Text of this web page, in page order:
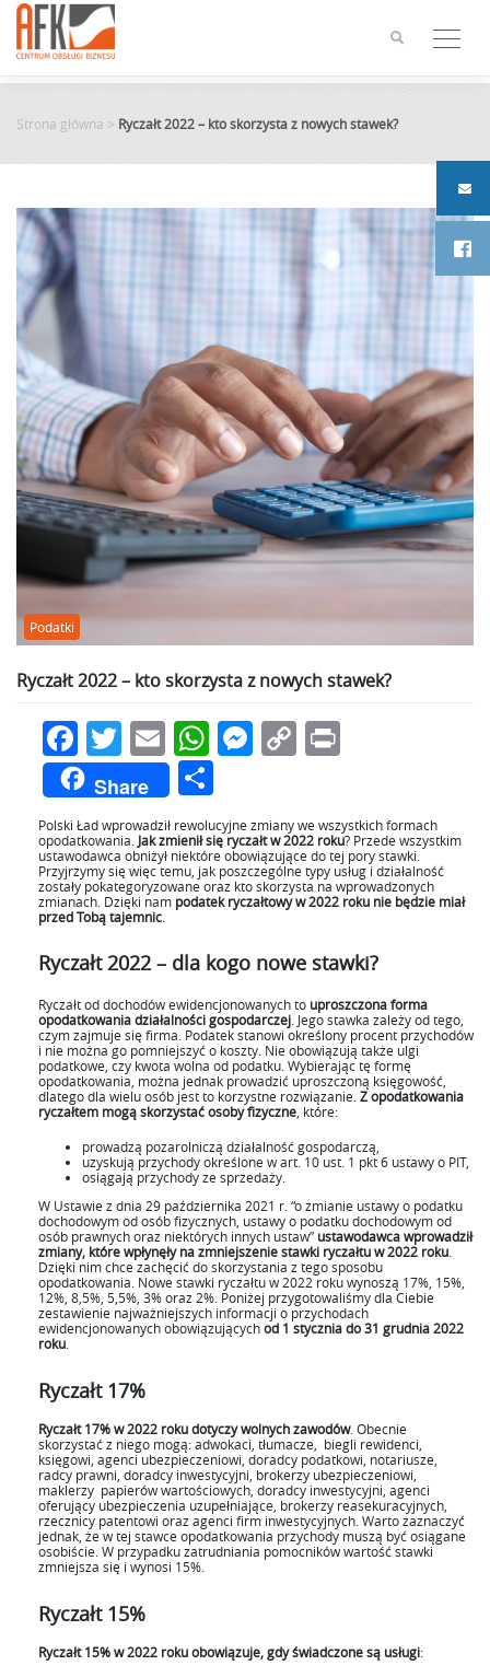
content
Strona główna > Ryczałt 2022 – kto skorzysta z nowych stawek?
Podatki
Ryczałt 2022 – kto skorzysta z nowych stawek?
Facebook
Twitter
EmailWhatsApp
Messenger
Copy
Share
się
Polski Ład wprowadził rewolucyjne zmiany we wszystkich formach
opodatkowania. Jak zmienił się ryczałt w 2022 roku? Przede wszystkim
ustawodawca obniżył niektóre obowiązujące do tej pory stawki.
Przyjrzymy się więc temu, jak poszczególne typy usług i działalność
zostały pokategoryzowane oraz kto skorzysta na wprowadzonych
zmianach. Dzięki nam podatek ryczałtowy w 2022 roku nie będzie miał
przed Tobą tajemnic
Ryczałt 2022 – dla kogo nowe stawki?
Ryczałt od dochodów ewidencjonowanych to uproszczona forma
opodatkowania działalności gospodarczej. Jego stawka zależy od tego,
czym zajmuje się firma. Podatek stanowi określony procent przychodów
i nie można go pomniejszyć o koszty. Nie obowiązują także ulgi
podatkowe, czy kwota wolna od podatku. Wybierając tę formę
opodatkowania, można jednak prowadzić uproszczoną księgowość,
dlatego dla wielu osób jest to korzystne rozwiązanie.Z opodatkowania
ryczałtem mogą skorzystać osoby fizyczne, które:
prowadzą pozarolniczą działalność gospodarczą,
uzyskują przychody określone w art. 10 ust. 1 pkt 6 ustawy o PIT,
osiągają przychody ze sprzedaży.
W Ustawie z dnia 29 października 2021 r. “o zmianie ustawy o podatku
dochodowym od osób fizycznych, ustawy o podatku dochodowym od
osób prawnych oraz niektórych innych ustaw” ustawodawca wprowadził
zmiany, które wpłynęły na zmniejszenie stawki ryczałtu w 2022 roku.
Dzięki nim chce zachęcić do skorzystania z tego sposobu
opodatkowania. Nowe stawki ryczałtu w 2022 roku wynoszą 17%, 15%,
12%, 8,5%, 5,5%, 3% oraz 2%. Poniżej przygotowaliśmy dla Ciebie
zestawienie najważniejszych informacji o przychodach
ewidencjonowanych obowiązującychod 1 stycznia do 31 grudnia 2022
roku.
Ryczałt 17%
Ryczałt 17% w 2022 roku dotyczy wolnych zawodów. Obecnie
skorzystać z niego mogą: adwokaci, tłumacze, biegli rewidenci,
księgowi, agenci ubezpieczeniowi, doradcy podatkowi, notariusze,
radcy prawni, doradcy inwestycyjni, brokerzy ubezpieczeniowi,
maklerzy papierów wartościowych, doradcy inwestycyjni, agenci
oferujący ubezpieczenia uzupełniające, brokerzy reasekuracyjnych,
rzecznicy patentowi oraz agenci firm inwestycyjnych. Warto zaznaczyć
jednak, że w tej stawce opodatkowania przychody muszą być osiągane
osobiście. W przypadku zatrudniania pomocników wartość stawki
zmniejsza się i wynosi 15%.
Ryczałt 15%
Ryczałt 15% w 2022 roku obowiązuje, gdy świadczone są usługi: